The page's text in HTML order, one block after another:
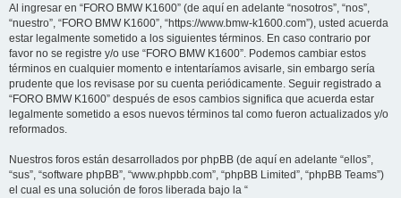
Al ingresar en “FORO BMW K1600” (de aquí en adelante “nosotros”, “nos”,
“nuestro”, “FORO BMW K1600”, “https://www.bmw-k1600.com”), usted acuerda
estar legalmente sometido a los siguientes términos. En caso contrario por
favor no se registre y/o use “FORO BMW K1600”. Podemos cambiar estos
términos en cualquier momento e intentaríamos avisarle, sin embargo sería
prudente que los revisase por su cuenta periódicamente. Seguir registrado a
“FORO BMW K1600” después de esos cambios significa que acuerda estar
legalmente sometido a esos nuevos términos tal como fueron actualizados y/o
reformados.
Nuestros foros están desarrollados por phpBB (de aquí en adelante “ellos”,
“sus”, “software phpBB”, “www.phpbb.com”, “phpBB Limited”, “phpBB Teams”)
el cual es una solución de foros liberada bajo la “